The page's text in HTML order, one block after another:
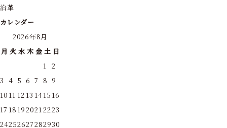
沿革
カレンダー
2026年8月
月 火水 木金 土 日
1 2
3 4 5 6 7 8 9
10 11 12 13 1415 16
17 18 1920212223
24252627282930